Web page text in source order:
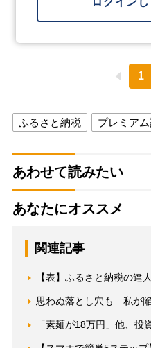
1
ふるさと納税 プレミア
あわせて読みたい
あなたにオススメ
関連記事
【表】ふるさと納税の達
思わぬ落とし穴も 私が陥
「素麺が18万円」他、投